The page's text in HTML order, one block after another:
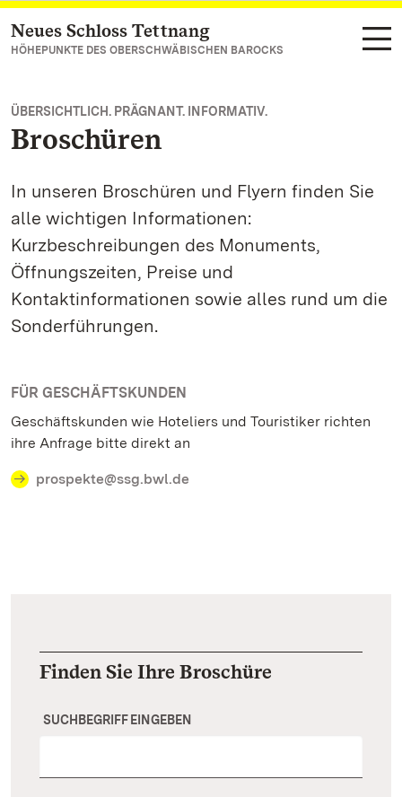
Zum Hauptinhalt springen
Neues Schloss Tettnang
HÖHEPUNKTE DES OBERSCHWÄBISCHEN BAROCKS
ÜBERSICHTLICH. PRÄGNANT. INFORMATIV.
Broschüren
In unseren Broschüren und Flyern finden Sie
alle wichtigen Informationen:
Kurzbeschreibungen des Monuments,
Öffnungszeiten, Preise und
Kontaktinformationen sowie alles rund um die
Sonderführungen.
FÜR GESCHÄFTSKUNDEN
Geschäftskunden wie Hoteliers und Touristiker richten
ihre Anfrage bitte direkt an
prospekte@ssg.bwl.de
Finden Sie Ihre Broschüre
SUCHBEGRIFF EINGEBEN